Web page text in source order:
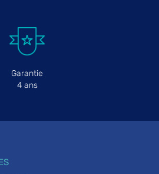
Garantie
4 ans